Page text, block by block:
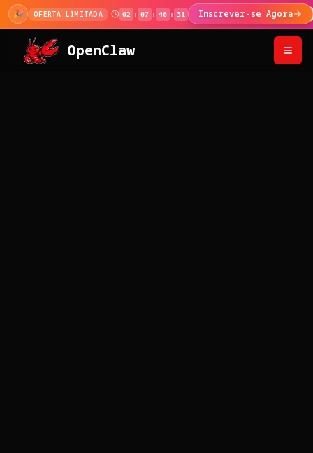
🎊 MARCO 100K 100.000+ usuários! Use o código no pagamento
OpenClaw